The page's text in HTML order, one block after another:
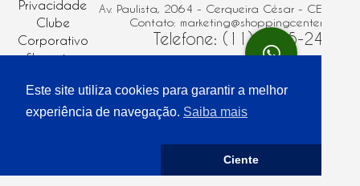
Este site utiliza cookies para garantir a melhor
experiência de navegação. Saiba mais
Ciente
Privacidade
Clube
Corporativo
Shopping
Clube
Corporativo
Av. Paulista, 2064 - Cerqueira César - CEP:
Contato:
Telefone: (11) 3285-2458